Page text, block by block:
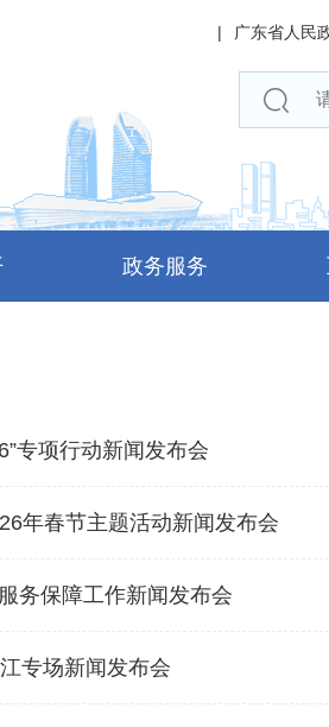
| 广东省人民
政务服务
专项行动新闻发布会
年春节主题活动新闻发布会
务保障工作新闻发布会
江专场新闻发布会